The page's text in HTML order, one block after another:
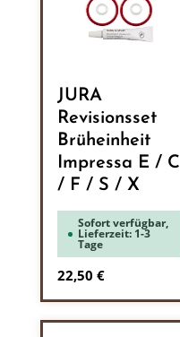
JURA
Revisionsset
Brüheinheit
Impressa E / C
/ F / S / X
Sofort verfügbar,
Lieferzeit: 1-3
Tage
Regulärer Preis:
22,50 €